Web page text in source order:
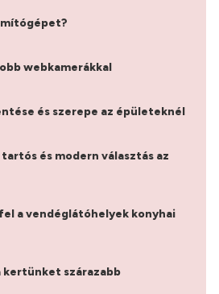
webkamerákkal
és szerepe az épületeknél
és modern választás az
a vendéglátóhelyek konyhai
kertünket szárazabb